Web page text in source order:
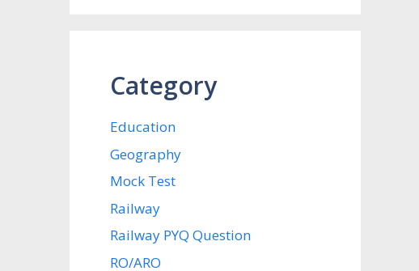
Category
Education
Geography
Mock Test
Railway
Railway PYQ Question
RO/ARO